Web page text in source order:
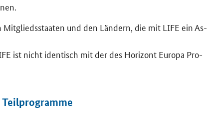
Mit­glieds­staa­ten und den Län­dern, die mit LIFE ein As­
ist nicht iden­tisch mit der des Ho­ri­zont Eu­ro­pa Pro­